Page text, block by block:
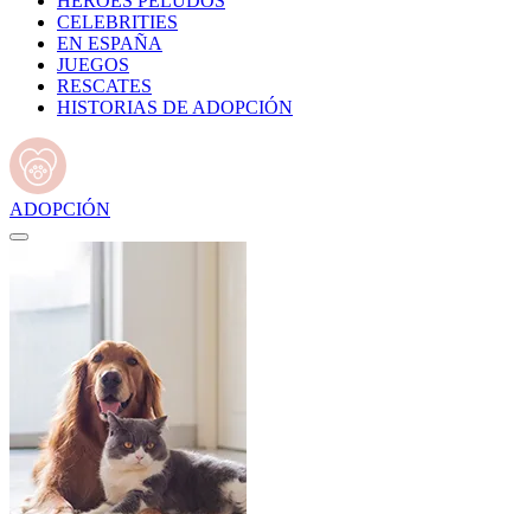
CELEBRITIES
EN ESPAÑA
JUEGOS
RESCATES
HISTORIAS DE ADOPCIÓN
ADOPCIÓN